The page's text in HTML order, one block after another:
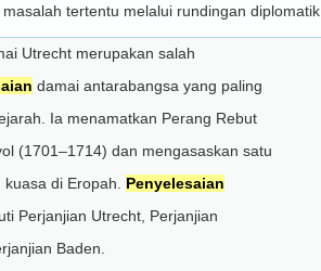
masalah tertentu melalui rundingan diplomatik.
Utrecht merupakan salah
damai antarabangsa yang paling
Ia menamatkan Perang Rebut
(1701–1714) dan mengasaskan satu
di Eropah. Penyelesaian
Perjanjian Utrecht, Perjanjian
Baden.